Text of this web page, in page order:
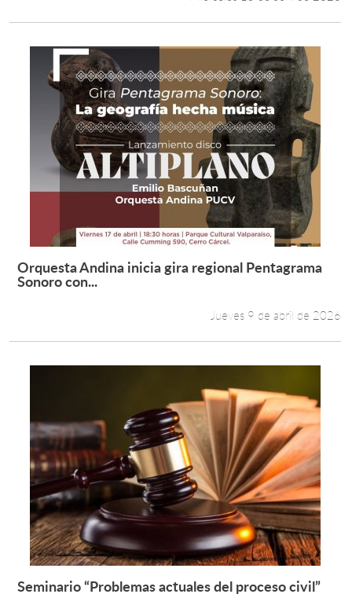
Leer más +
Orquesta Andina inicia gira regional Pentagrama
Sonoro con...
Jueves 9 de abril de 2026
Leer más +
Seminario “Problemas actuales del proceso civil”